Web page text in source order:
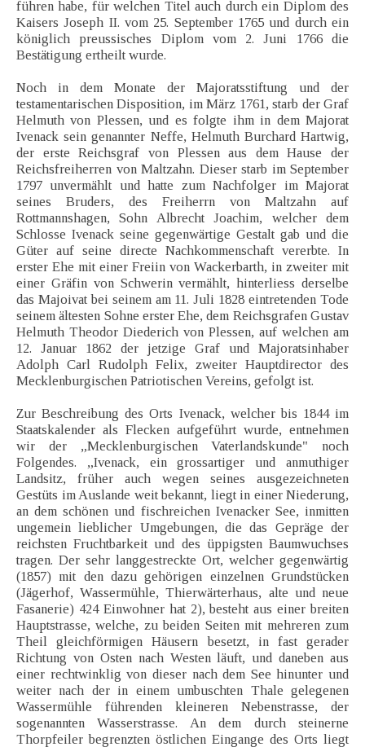
führen habe, für welchen Titel auch durch ein Diplom des
Kaisers Joseph II. vom 25. September 1765 und durch ein
königlich preussisches Diplom vom 2. Juni 1766 die
Bestätigung ertheilt wurde.
Noch in dem Monate der Majoratsstiftung und der
testamentarischen Disposition, im März 1761, starb der Graf
Helmuth von Plessen, und es folgte ihm in dem Majorat
Ivenack sein genannter Neffe, Helmuth Burchard Hartwig,
der erste Reichsgraf von Plessen aus dem Hause der
Reichsfreiherren von Maltzahn. Dieser starb im September
1797 unvermählt und hatte zum Nachfolger im Majorat
seines Bruders, des Freiherrn von Maltzahn auf
Rottmannshagen, Sohn Albrecht Joachim, welcher dem
Schlosse Ivenack seine gegenwärtige Gestalt gab und die
Güter auf seine directe Nachkommenschaft vererbte. In
erster Ehe mit einer Freiin von Wackerbarth, in zweiter mit
einer Gräfin von Schwerin vermählt, hinterliess derselbe
das Majoivat bei seinem am 11. Juli 1828 eintretenden Tode
seinem ältesten Sohne erster Ehe, dem Reichsgrafen Gustav
Helmuth Theodor Diederich von Plessen, auf welchen am
12. Januar 1862 der jetzige Graf und Majoratsinhaber
Adolph Carl Rudolph Felix, zweiter Hauptdirector des
Mecklenburgischen Patriotischen Vereins, gefolgt ist.
Zur Beschreibung des Orts Ivenack, welcher bis 1844 im
Staatskalender als Flecken aufgeführt wurde, entnehmen
wir der „Mecklenburgischen Vaterlandskunde" noch
Folgendes. „Ivenack, ein grossartiger und anmuthiger
Landsitz, früher auch wegen seines ausgezeichneten
Gestüts im Auslande weit bekannt, liegt in einer Niederung,
an dem schönen und fischreichen Ivenacker See, inmitten
ungemein lieblicher Umgebungen, die das Gepräge der
reichsten Fruchtbarkeit und des üppigsten Baumwuchses
tragen. Der sehr langgestreckte Ort, welcher gegenwärtig
(1857) mit den dazu gehörigen einzelnen Grundstücken
(Jägerhof, Wassermühle, Thierwärterhaus, alte und neue
Fasanerie) 424 Einwohner hat 2), besteht aus einer breiten
Hauptstrasse, welche, zu beiden Seiten mit mehreren zum
Theil gleichförmigen Häusern besetzt, in fast gerader
Richtung von Osten nach Westen läuft, und daneben aus
einer rechtwinklig von dieser nach dem See hinunter und
weiter nach der in einem umbuschten Thale gelegenen
Wassermühle führenden kleineren Nebenstrasse, der
sogenannten Wasserstrasse. An dem durch steinerne
Thorpfeiler begrenzten östlichen Eingange des Orts liegt